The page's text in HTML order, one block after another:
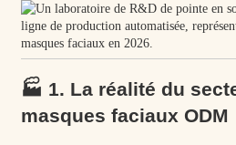
🏭 1. La réalité du
masques faciaux ODM